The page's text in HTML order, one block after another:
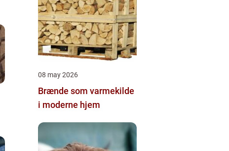
08 may 2026
Brænde som varmekilde
i moderne hjem